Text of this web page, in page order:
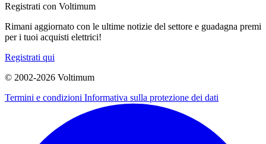
Registrati con Voltimum
Rimani aggiornato con le ultime notizie del settore e guadagna premi
per i tuoi acquisti elettrici!
Registrati qui
© 2002-2026 Voltimum
Termini e condizioni Informativa sulla protezione dei dati